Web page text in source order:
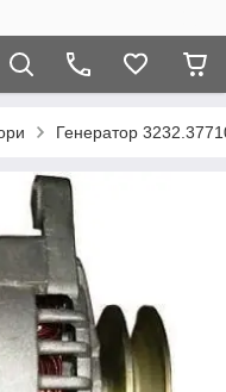
Генератор